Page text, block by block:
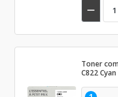

Toner
C822 Cyan